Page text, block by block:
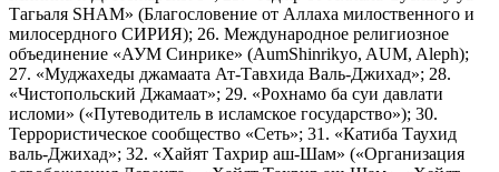
Тагьаля SHAM» (Благословение от Аллаха милоственного и
милосердного СИРИЯ); 26. Международное религиозное
объединение «АУМ Синрике» (AumShinrikyo, AUM, Aleph);
27. «Муджахеды джамаата Ат-Тавхида Валь-Джихад»; 28.
«Чистопольский Джамаат»; 29. «Рохнамо ба суи давлати
исломи» («Путеводитель в исламское государство»); 30.
Террористическое сообщество «Сеть»; 31. «Катиба Таухид
валь-Джихад»; 32. «Хайят Тахрир аш-Шам» («Организация